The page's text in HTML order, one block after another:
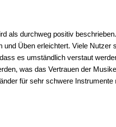
als durchweg positiv
Üben erleichtert. Viele
es umständlich verstaut
was das Vertrauen der
für sehr schwere